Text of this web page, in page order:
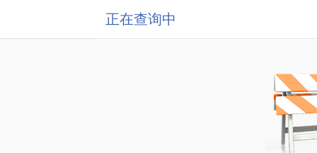
正在查询中